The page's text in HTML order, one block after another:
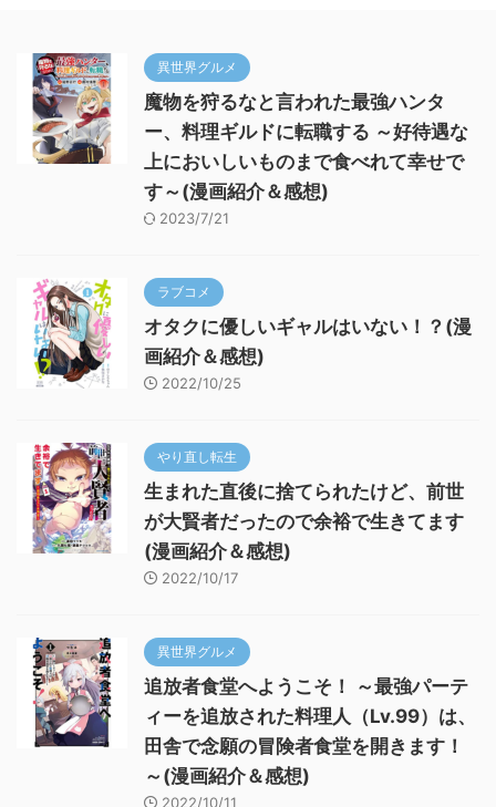
異世界グルメ
魔物を狩るなと言われた最強ハンタ
ー、料理ギルドに転職する ～好待遇な
上においしいものまで食べれて幸せで
す～(漫画紹介＆感想)
2023/7/21
ラブコメ
オタクに優しいギャルはいない！？(漫
画紹介＆感想)
2022/10/25
やり直し転生
生まれた直後に捨てられたけど、前世
が大賢者だったので余裕で生きてます
(漫画紹介＆感想)
2022/10/17
異世界グルメ
追放者食堂へようこそ！ ～最強パーテ
ィーを追放された料理人（Lv.99）は、
田舎で念願の冒険者食堂を開きます！
～(漫画紹介＆感想)
2022/10/11